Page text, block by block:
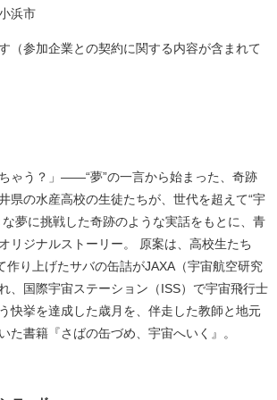
浜市
（参加企業との契約に関する内容が含まれて
ちゃう？」――“夢”の一言から始まった、奇跡
県の水産高校の生徒たちが、世代を超えて“宇
夢に挑戦した奇跡のような実話をもとに、青
リジナルストーリー。 原案は、高校生たち
作り上げたサバの缶詰がJAXA（宇宙航空研究
、国際宇宙ステーション（ISS）で宇宙飛行士
快挙を達成した歳月を、伴走した教師と地元
た書籍『さばの缶づめ、宇宙へいく』。